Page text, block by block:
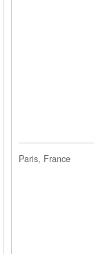
Paris, France